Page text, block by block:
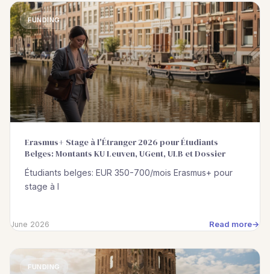
FUNDING
Erasmus+ Stage à l'Étranger 2026 pour Étudiants
Belges: Montants KU Leuven, UGent, ULB et Dossier
Étudiants belges: EUR 350-700/mois Erasmus+ pour
stage à l
June 2026 Read more
FUNDING